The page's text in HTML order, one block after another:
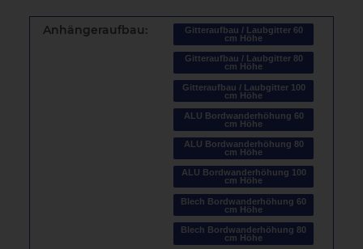
Anhängeraufbau:
Gitteraufbau / Laubgitter 60
cm Höhe
Gitteraufbau / Laubgitter 80
cm Höhe
Gitteraufbau / Laubgitter 100
cm Höhe
ALU Bordwanderhöhung 60
cm Höhe
ALU Bordwanderhöhung 80
cm Höhe
ALU Bordwanderhöhung 100
cm Höhe
Blech Bordwanderhöhung 60
cm Höhe
Blech Bordwanderhöhung 80
cm Höhe